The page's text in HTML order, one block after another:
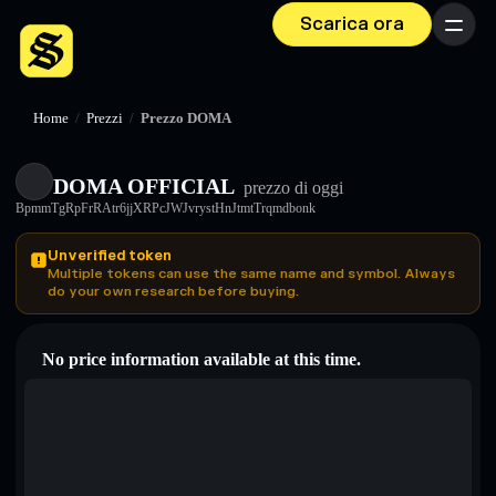
Scarica ora Menu
Home / Prezzi / Prezzo DOMA
DOMA OFFICIAL prezzo di oggi
BpmmTgRpFrRAtr6jjXRPcJWJvrystHnJtmtTrqmdbonk
Unverified token
Multiple tokens can use the same name and symbol. Always
do your own research before buying.
No price information available at this time.